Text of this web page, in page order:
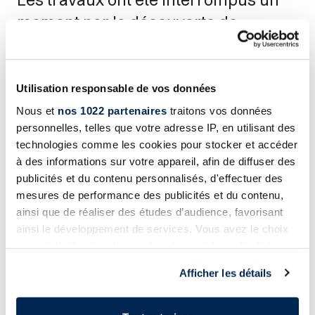
Utilisation responsable de vos données
Nous et nos 1022 partenaires traitons vos données
personnelles, telles que votre adresse IP, en utilisant des
technologies comme les cookies pour stocker et accéder
à des informations sur votre appareil, afin de diffuser des
publicités et du contenu personnalisés, d'effectuer des
mesures de performance des publicités et du contenu,
ainsi que de réaliser des études d’audience, favorisant
ainsi le développement de services. Vous avez le choix
tout moment en consultant la Déclaration relative aux
cookies ou en cliquant sur l'icône de confidentialité.
Afficher les détails
moment par la découverte de
Quelques mois après leur lancement, les travaux de
démolition du bâtiment arrière ont été interrompus suite à
la découverte de vestiges. « Pendant que les fouilles
archéologiques se poursuivent, nous avons trouvé une
solution et commencé la partie rénovation des deux
bâtiments à l'avant pour respecter entièrement notre
planning. »
Une mission délicate qui consiste à conjuguer passé et
présent, car certains éléments classés au patrimoine
historique sont à conserver. Par exemple, les poutres en
béton, de même que les tirants d'origine qui soutiennent la
façade et des cheminées ont été démontées pour être